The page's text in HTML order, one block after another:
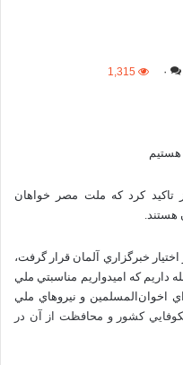
۰ 1,315
هستيم
تاكيد كرد كه ملت مصر خواهان
هستند.
خبرگزاري آلمان قرار گرفت،
ديگر با 28 نوامبر فاصله داريم كه اميدواريم مناسبتي ملي
اخوان‌المسلمين و نيروهاي ملي
كشور و محافظت از آن در